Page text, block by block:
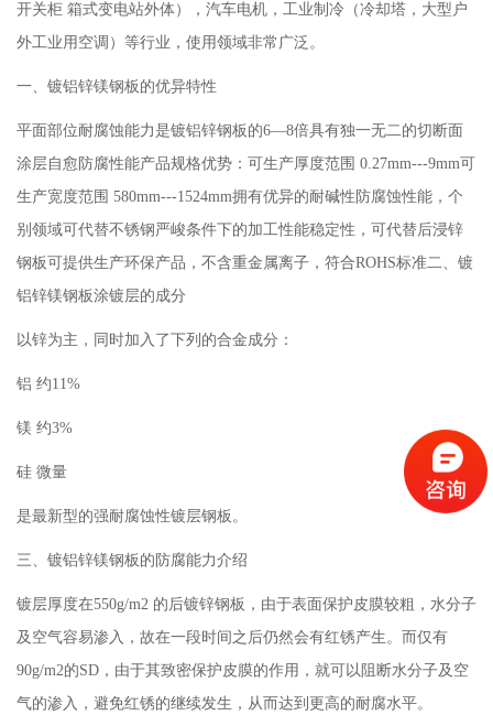
开关柜 箱式变电站外体），汽车电机，工业制冷（冷却塔，大型户
外工业用空调）等行业，使用领域非常广泛。
一、镀铝锌镁钢板的优异特性
平面部位耐腐蚀能力是镀铝锌钢板的6—8倍具有独一无二的切断面
涂层自愈防腐性能产品规格优势：可生产厚度范围 0.27mm---9mm可
生产宽度范围 580mm---1524mm拥有优异的耐碱性防腐蚀性能，个
别领域可代替不锈钢严峻条件下的加工性能稳定性，可代替后浸锌
钢板可提供生产环保产品，不含重金属离子，符合ROHS标准二、镀
铝锌镁钢板涂镀层的成分
以锌为主，同时加入了下列的合金成分：
铝 约11%
镁 约3%
硅 微量
是最新型的强耐腐蚀性镀层钢板。
三、镀铝锌镁钢板的防腐能力介绍
镀层厚度在550g/m2 的后镀锌钢板，由于表面保护皮膜较粗，水分子
及空气容易渗入，故在一段时间之后仍然会有红锈产生。而仅有
90g/m2的SD，由于其致密保护皮膜的作用，就可以阻断水分子及空
气的渗入，避免红锈的继续发生，从而达到更高的耐腐水平。